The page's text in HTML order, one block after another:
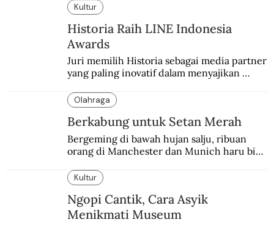
Kultur
Historia Raih LINE Indonesia
Awards
Juri memilih Historia sebagai media partner
yang paling inovatif dalam menyajikan
Olahraga
Berkabung untuk Setan Merah
Bergeming di bawah hujan salju, ribuan
orang di Manchester dan Munich haru biru
menimpa MU.
Kultur
Ngopi Cantik, Cara Asyik
Menikmati Museum